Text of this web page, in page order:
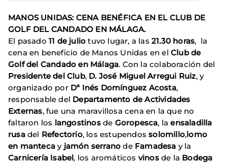
MANOS UNIDAS: CENA BENÉFICA EN EL CLUB DE
GOLF DEL CANDADO EN MÁLAGA.
El pasado 11 de julio tuvo lugar, a las21.30 horas, la
cena en beneficio de Manos Unidas en elClub de
Golf del Candado en Málaga. Con la colaboración del
Presidente del Club, D. José Miguel Arregui Ruiz, y
organizado por Dª Inés Domínguez Acosta,
responsable del Departamento de Actividades
Externas, fue una maravillosa cena en la que no
faltaron los langostinosde Goropesca, laensaladilla
rusadel Refectorio, los estupendossolomillo,lomo
en manteca y jamón serrano de Famadesa y la
Carnicería Isabel, los aromáticos vinosde la Bodega